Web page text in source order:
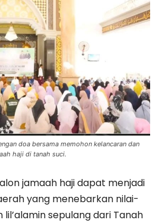
doa bersama memohon kelancaran dan
haji di tanah suci.
jamaah haji dapat menjadi
yang menebarkan nilai-
sepulang dari Tanah